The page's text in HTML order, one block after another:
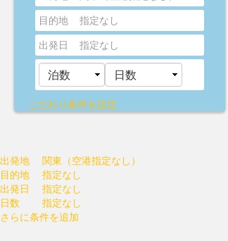
目的地
指定なし
出発日
指定なし
こだわり条件を設定
出発地
関東（空港指定なし）
目的地
指定なし
出発日
指定なし
日数
指定なし
さらに条件を追加